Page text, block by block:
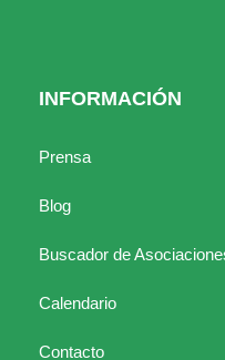
INFORMACIÓN
Prensa
Blog
Buscador de
Calendario
Contacto